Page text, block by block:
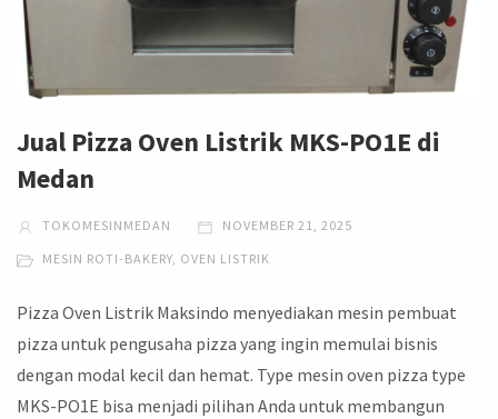
Jual Pizza Oven Listrik MKS-PO1E di
Medan
TOKOMESINMEDAN NOVEMBER 21, 2025
MESIN ROTI-BAKERY, OVEN LISTRIK
Pizza Oven Listrik Maksindo menyediakan mesin pembuat
pizza untuk pengusaha pizza yang ingin memulai bisnis
dengan modal kecil dan hemat. Type mesin oven pizza type
MKS-PO1E bisa menjadi pilihan Anda untuk membangun